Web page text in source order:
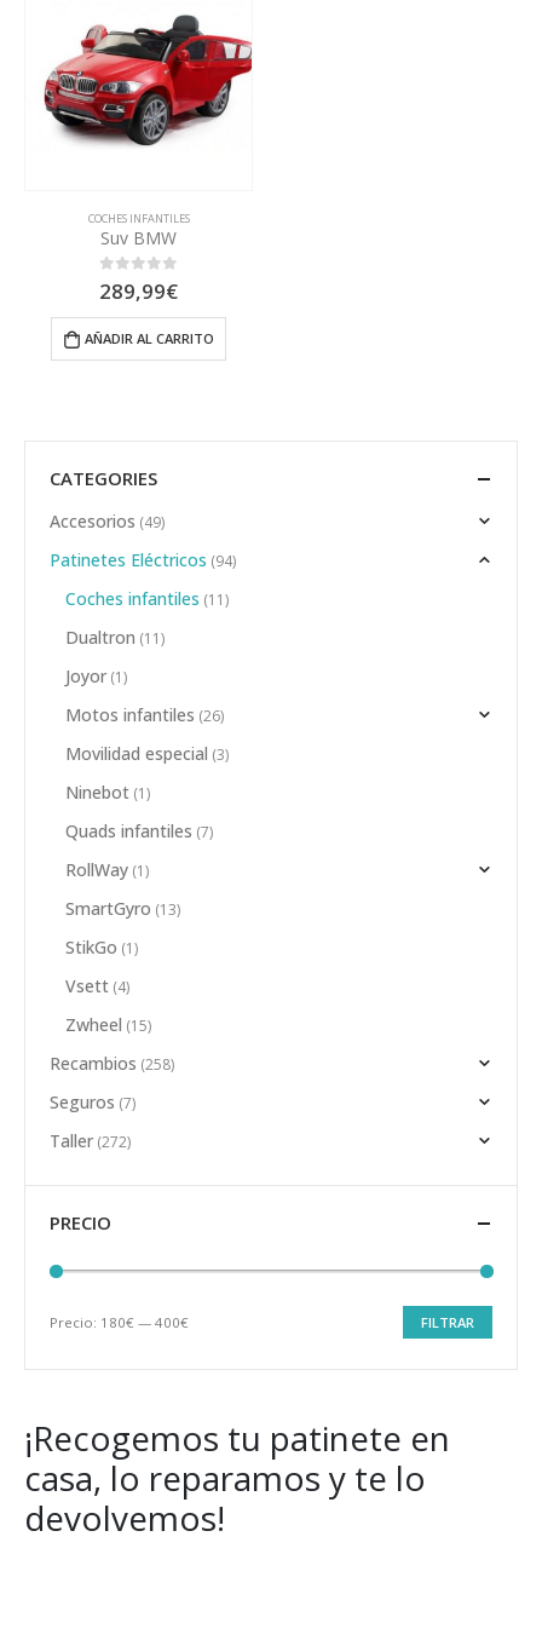
COCHES INFANTILES
Suv BMW
0out of 5
289,99€
AÑADIR AL CARRITO
CATEGORIES
Accesorios (49)
Patinetes Eléctricos (94)
Coches infantiles (11)
Dualtron (11)
Joyor (1)
Motos infantiles (26)
Movilidad especial (3)
Ninebot (1)
Quads infantiles (7)
RollWay (1)
SmartGyro (13)
StikGo (1)
Vsett (4)
Zwheel (15)
Recambios (258)
Seguros (7)
Taller (272)
PRECIO
Precio
Precio
FILTRAR
Precio: 180€ — 400€
¡Recogemos tu patinete en
casa, lo reparamos y te lo
devolvemos!